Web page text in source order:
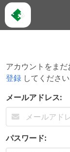
アカウントをま
登録 してください
メールアドレス:
パスワード: